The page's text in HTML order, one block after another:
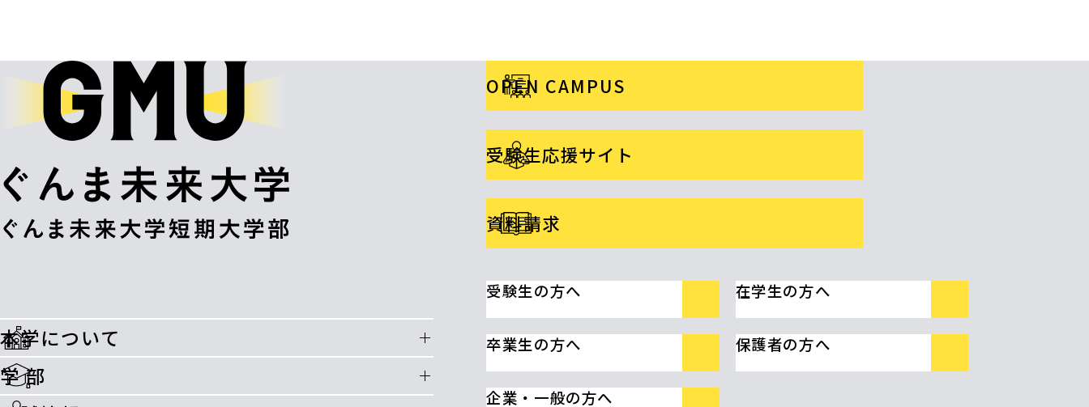
本学について
学 部
OPEN CAMPUS
受験生応援サイト
資料請求
受験生の方へ 在学生の方へ
卒業生の方へ 保護者の方へ
企業・一般の方へ